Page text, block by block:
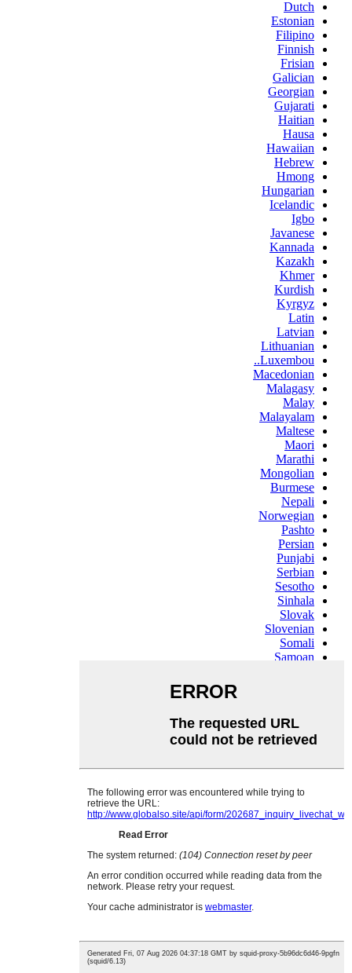
Dutch
Estonian
Filipino
Finnish
Frisian
Galician
Georgian
Gujarati
Haitian
Hausa
Hawaiian
Hebrew
Hmong
Hungarian
Icelandic
Igbo
Javanese
Kannada
Kazakh
Khmer
Kurdish
Kyrgyz
Latin
Latvian
Lithuanian
Luxembou..
Macedonian
Malagasy
Malay
Malayalam
Maltese
Maori
Marathi
Mongolian
Burmese
Nepali
Norwegian
Pashto
Persian
Punjabi
Serbian
Sesotho
Sinhala
Slovak
Slovenian
Somali
Samoan
Swahili
Tajik
Telugu
Ukrainian
Urdu
Welsh
Xhosa
Yiddish
Tatar
Oriya